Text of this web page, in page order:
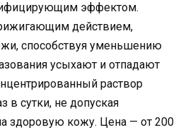
эффектом.
действием,
способствуя уменьшению
усыхают и отпадают
раствор
в сутки, не допуская
здоровую кожу. Цена — от 200